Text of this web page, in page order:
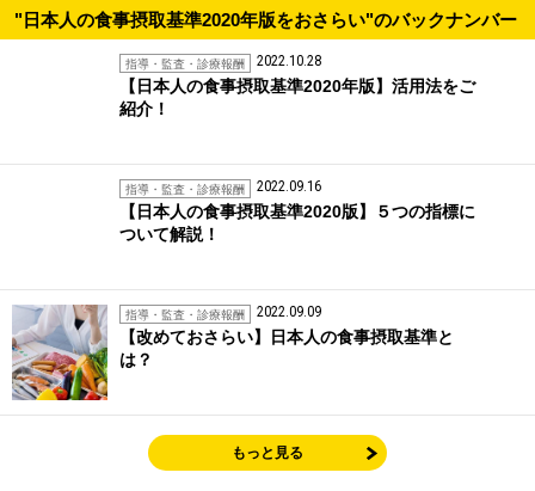
"日本人の食事摂取基準2020年版をおさらい"のバックナンバー
指導・監査・診療報酬 2022.10.28
【日本人の食事摂取基準2020年版】活用法をご
紹介！
指導・監査・診療報酬 2022.09.16
【日本人の食事摂取基準2020版】５つの指標に
ついて解説！
指導・監査・診療報酬 2022.09.09
【改めておさらい】日本人の食事摂取基準と
は？
もっと見る